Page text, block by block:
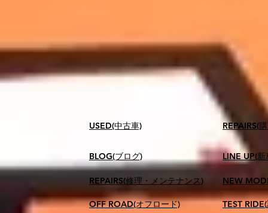
USED(中古車)
BLOG(ブログ)
REPAIRS(修理・メンテナンス)
OFF ROAD(オフロード)
​REPAIRS(
LINE UP(
NEW
TEST